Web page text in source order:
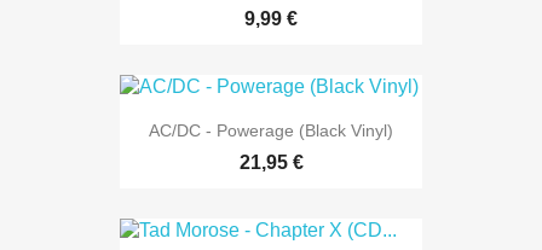
9,99 €
AC/DC - Powerage (Black Vinyl)
21,95 €